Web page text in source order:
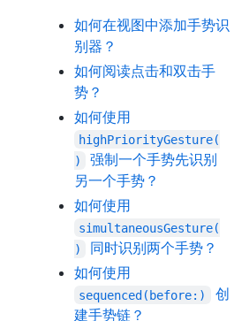
如何在视图中添加手势识
别器？
如何阅读点击和双击手
势？
如何使用
highPriorityGesture(
)
强制一个手势先识别
另一个手势？
如何使用
simultaneousGesture(
)
同时识别两个手势？
如何使用
sequenced(before:)
创
建手势链？